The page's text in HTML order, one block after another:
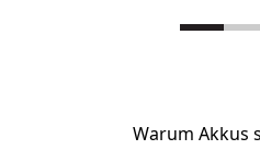
Warum Akkus